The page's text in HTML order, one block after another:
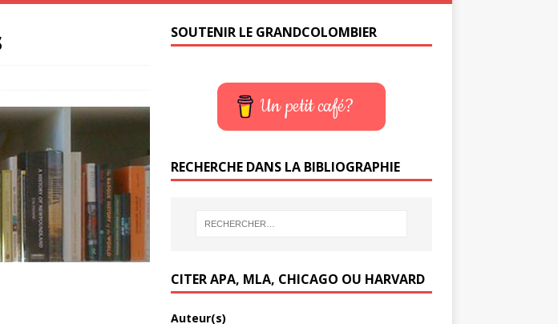
SOUTENIR LE GRANDCOLOMBIER
Un petit café?
RECHERCHE DANS LA BIBLIOGRAPHIE
CITER APA, MLA, CHICAGO OU HARVARD
Auteur(s)